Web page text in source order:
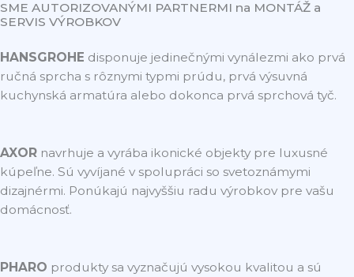
SME AUTORIZOVANÝMI PARTNERMI na MONTÁŽ a
SERVIS VÝROBKOV
HANSGROHE disponuje jedinečnými vynálezmi ako prvá
ručná sprcha s rôznymi typmi prúdu, prvá výsuvná
kuchynská armatúra alebo dokonca prvá sprchová tyč.
AXOR navrhuje a vyrába ikonické objekty pre luxusné
kúpeľne. Sú vyvíjané v spolupráci so svetoznámymi
dizajnérmi. Ponúkajú najvyššiu radu výrobkov pre vašu
domácnosť.
PHARO produkty sa vyznačujú vysokou kvalitou a sú